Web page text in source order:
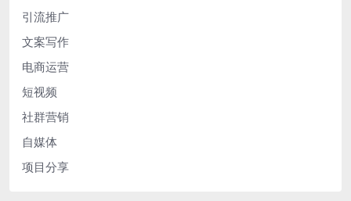
引流推广
文案写作
电商运营
短视频
社群营销
自媒体
项目分享